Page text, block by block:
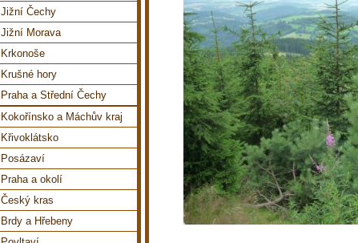
Jižní Čechy
Jižní Morava
Krkonoše
Krušné hory
Praha a Střední Čechy
Kokořínsko a Máchův kraj
Křivoklátsko
Posázaví
Praha a okolí
Český kras
Brdy a Hřebeny